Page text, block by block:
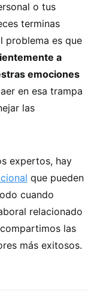
o tus
terminas
problema es que
a
emociones
en esa trampa
las
expertos, hay
que pueden
cuando
relacionado
las
más exitosos.